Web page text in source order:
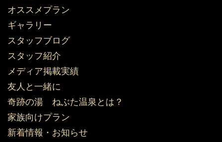
オススメプラン
ギャラリー
スタッフブログ
スタッフ紹介
メディア掲載実績
友人と一緒に
奇跡の湯 ねぶた温泉とは？
家族向けプラン
新着情報・お知らせ